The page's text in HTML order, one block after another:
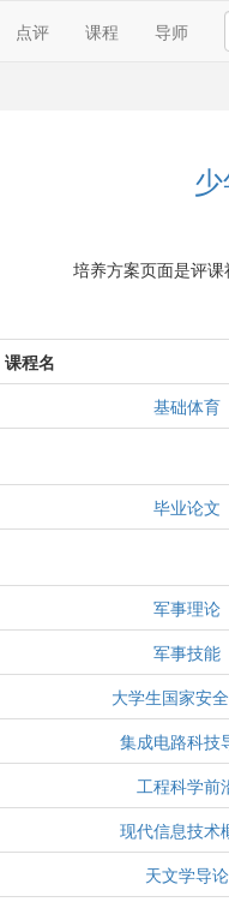
点评 课程 导师
培养方案页面是评
课程名
基础体育
毕业论文
军事理论
军事技能
大学生国家安
集成电路科技
工程科学前
现代信息技术
天文学导论